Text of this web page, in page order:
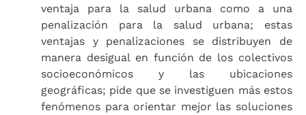
ventaja para la salud urbana como a una
penalización para la salud urbana; estas
ventajas y penalizaciones se distribuyen de
manera desigual en función de los colectivos
socioeconómicos y las ubicaciones
geográficas; pide que se investiguen más estos
fenómenos para orientar mejor las soluciones